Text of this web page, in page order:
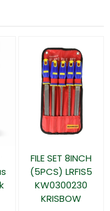
FILE SET 8INCH
(5PCS) LRFIS5
KW0300230
KRISBOW